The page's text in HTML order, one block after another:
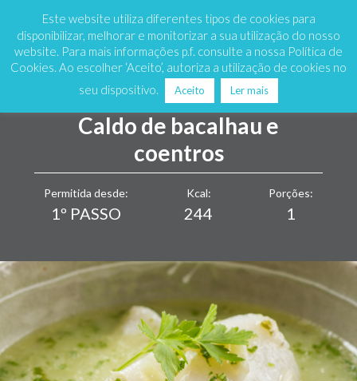
808 200 333 Marque já
Caldo de bacalhau e
coentros
Permitida desde:
1º PASSO
Kcal:
244
Porções:
1
Este website utiliza diferentes tipos de cookies para
disponibilizar, melhorar e monitorizar a sua utilização do nosso
website. Para mais informações p.f. consulte a nossa Política de
Cookies. Ao escolher ‘Aceito’, autoriza a utilização de cookies no
seu dispositivo.
Aceito Ler mais